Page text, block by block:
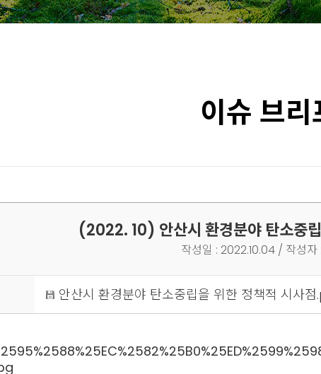
이슈 브리
(2022. 10) 안산시 환경분야 탄소중
작성일 : 2022.10.04 / 작성자
안산시 환경분야 탄소중립을 위한 정책적 시사